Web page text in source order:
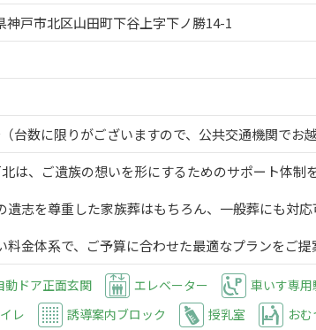
神戸市北区山田町下谷上字下ノ勝14-1
台数に限りがございますので、公共交通機関でお
は、ご遺族の想いを形にするためのサポート体制
遺志を尊重した家族葬はもちろん、一般葬にも対応
料金体系で、ご予算に合わせた最適なプランをご
動ドア正面玄関 エレベーター 車いす専用
レ
誘導案内ブロック 授乳室 お